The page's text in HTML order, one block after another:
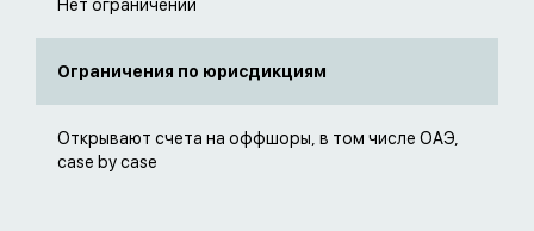
Нет ограничений
Ограничения по юрисдикциям
Открывают счета на оффшоры, в том числе ОАЭ,
case by case